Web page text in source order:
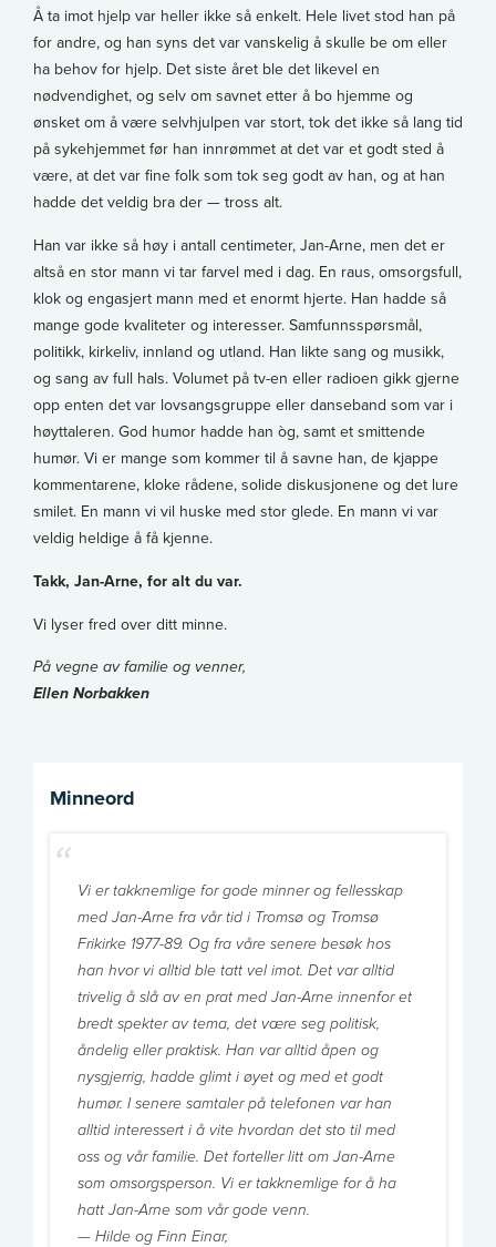
Å ta imot hjelp var heller ikke så enkelt. Hele livet stod han på
for andre, og han syns det var vanskelig å skulle be om eller
ha behov for hjelp. Det siste året ble det likevel en
nødvendighet, og selv om savnet etter å bo hjemme og
ønsket om å være selvhjulpen var stort, tok det ikke så lang tid
på sykehjemmet før han innrømmet at det var et godt sted å
være, at det var fine folk som tok seg godt av han, og at han
hadde det veldig bra der — tross alt.
Han var ikke så høy i antall centimeter, Jan-Arne, men det er
altså en stor mann vi tar farvel med i dag. En raus, omsorgsfull,
klok og engasjert mann med et enormt hjerte. Han hadde så
mange gode kvaliteter og interesser. Samfunnsspørsmål,
politikk, kirkeliv, innland og utland. Han likte sang og musikk,
og sang av full hals. Volumet på tv-en eller radioen gikk gjerne
opp enten det var lovsangsgruppe eller danseband som var i
høyttaleren. God humor hadde han òg, samt et smittende
humør. Vi er mange som kommer til å savne han, de kjappe
kommentarene, kloke rådene, solide diskusjonene og det lure
smilet. En mann vi vil huske med stor glede. En mann vi var
veldig heldige å få kjenne.
Takk, Jan-Arne, for alt du var.
Vi lyser fred over ditt minne.
På vegne av familie og venner,
Ellen Norbakken
Minneord
Vi er takknemlige for gode minner og fellesskap
med Jan-Arne fra vår tid i Tromsø og Tromsø
Frikirke 1977-89. Og fra våre senere besøk hos
han hvor vi alltid ble tatt vel imot. Det var alltid
trivelig å slå av en prat med Jan-Arne innenfor et
bredt spekter av tema, det være seg politisk,
åndelig eller praktisk. Han var alltid åpen og
nysgjerrig, hadde glimt i øyet og med et godt
humør. I senere samtaler på telefonen var han
alltid interessert i å vite hvordan det sto til med
oss og vår familie. Det forteller litt om Jan-Arne
som omsorgsperson. Vi er takknemlige for å ha
hatt Jan-Arne som vår gode venn.
— Hilde og Finn Einar,